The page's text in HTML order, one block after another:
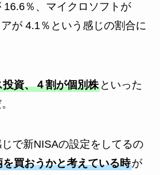
16.6％、マイクロソフトが
が 4.1％という感じの割合に
資、４割が個別株といった
で新NISAの設定をしてるの
買おうかと考えている時が